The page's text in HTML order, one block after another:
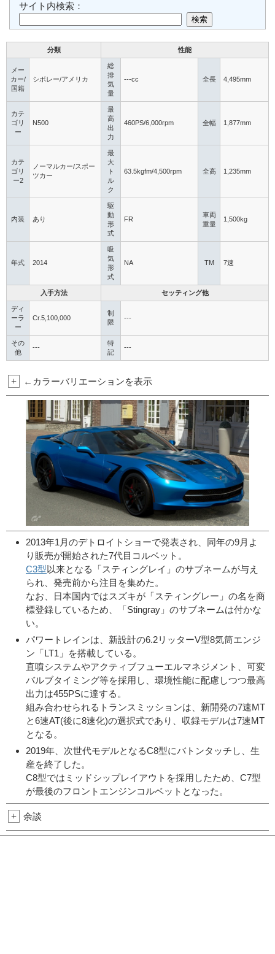
サイト内検索：
分類 性能
メー
カー/
国籍
シボレー/アメリカ
総
排
気
量
---cc 全長 4,495mm
カテ
ゴリ
ー
N500
最
高
出
力
460PS/6,000rpm 全幅 1,877mm
カテ
ゴリ
ー2
ノーマルカー/スポー
ツカー
最
大
ト
ル
ク
63.5kgfm/4,500rpm 全高 1,235mm
内装 あり
駆
動
形
式
FR
車両
重量
1,500kg
年式 2014
吸
気
形
式
NA TM 7速
入手方法 セッティング他
ディ
ーラ
ー
Cr.5,100,000
制
限
---
その
他
---
特
記
---
+ ←カラーバリエーションを表示
2013年1月のデトロイトショーで発表され、同年の9月よ
り販売が開始された7代目コルベット。
C3型以来となる「スティングレイ」のサブネームが与え
られ、発売前から注目を集めた。
なお、日本国内ではスズキが「スティングレー」の名を商
標登録しているため、「Stingray」のサブネームは付かな
い。
パワートレインは、新設計の6.2リッターV型8気筒エンジ
ン「LT1」を搭載している。
直噴システムやアクティブフューエルマネジメント、可変
バルブタイミング等を採用し、環境性能に配慮しつつ最高
出力は455PSに達する。
組み合わせられるトランスミッションは、新開発の7速MT
と6速AT(後に8速化)の選択式であり、収録モデルは7速MT
となる。
2019年、次世代モデルとなるC8型にバトンタッチし、生
産を終了した。
C8型ではミッドシップレイアウトを採用したため、C7型
が最後のフロントエンジンコルベットとなった。
+ 余談